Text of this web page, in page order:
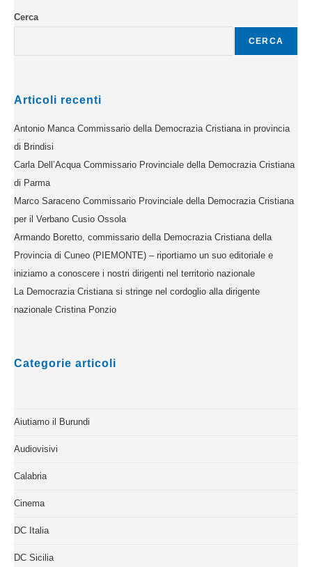
Cerca
CERCA
Articoli recenti
Antonio Manca Commissario della Democrazia Cristiana in provincia
di Brindisi
Carla Dell’Acqua Commissario Provinciale della Democrazia Cristiana
di Parma
Marco Saraceno Commissario Provinciale della Democrazia Cristiana
per il Verbano Cusio Ossola
Armando Boretto, commissario della Democrazia Cristiana della
Provincia di Cuneo (PIEMONTE) – riportiamo un suo editoriale e
iniziamo a conoscere i nostri dirigenti nel territorio nazionale
La Democrazia Cristiana si stringe nel cordoglio alla dirigente
nazionale Cristina Ponzio
Categorie articoli
Aiutiamo il Burundi
Audiovisivi
Calabria
Cinema
DC Italia
DC Sicilia